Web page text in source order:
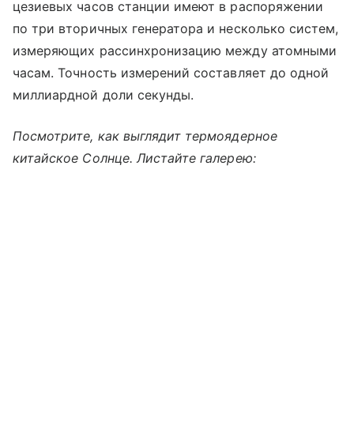
цезиевых часов станции имеют в распоряжении
по три вторичных генератора и несколько систем,
измеряющих рассинхронизацию между атомными
часам. Точность измерений составляет до одной
миллиардной доли секунды.
Посмотрите, как выглядит термоядерное
китайское Солнце. Листайте галерею: